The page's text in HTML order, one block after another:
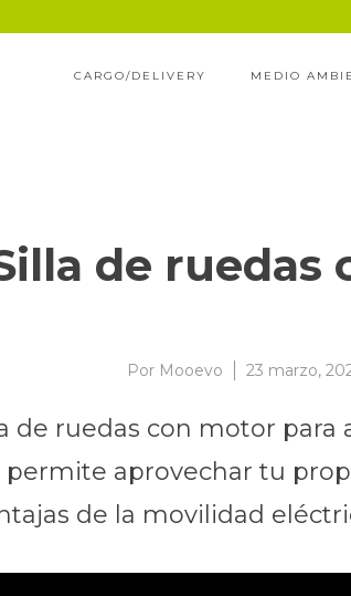
CARGO/DELIVERY MEDIO
de ruedas
Por Mooevo 23 marzo,
de ruedas con motor
aprovechar tu
de la movilidad